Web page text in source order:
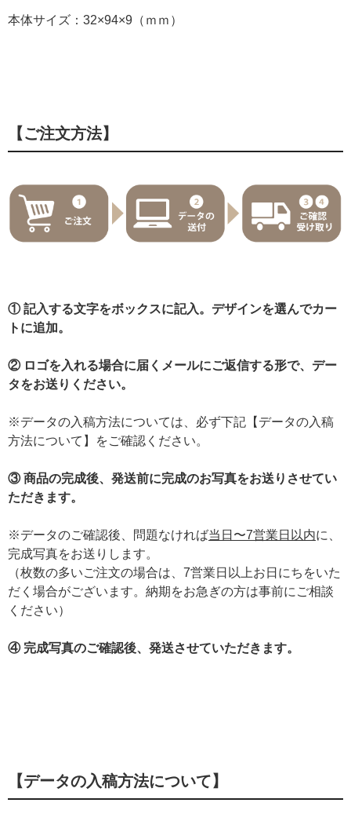
本体サイズ：32×94×9（ｍｍ）
【ご注文方法】
① 記入する文字をボックスに記入。デザインを選んでカー
トに追加。
② ロゴを入れる場合に届くメールにご返信する形で、デー
タをお送りください。
※データの入稿方法については、必ず下記【データの入稿
方法について】をご確認ください。
③ 商品の完成後、発送前に完成のお写真をお送りさせてい
ただきます。
※データのご確認後、問題なければ当日〜7営業日以内に、
完成写真をお送りします。
（枚数の多いご注文の場合は、7営業日以上お日にちをいた
だく場合がございます。納期をお急ぎの方は事前にご相談
ください）
④ 完成写真のご確認後、発送させていただきます。
【データの入稿方法について】